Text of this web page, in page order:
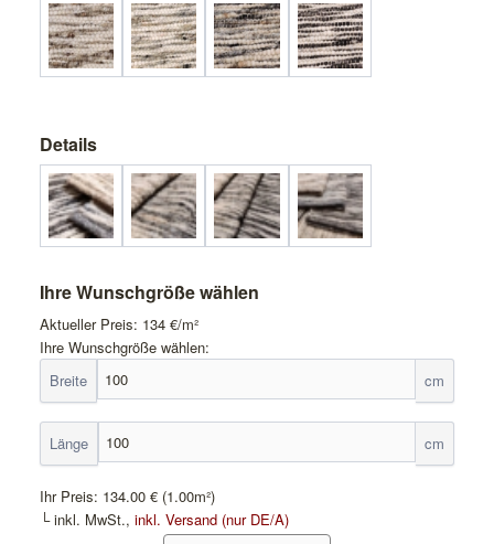
Details
Ihre Wunschgröße wählen
Aktueller Preis: 134€/m²
Ihre Wunschgröße wählen:
Breite
cm
Länge cm
Ihr Preis: 134.00 € (1.00m²)
└ inkl. MwSt., inkl. Versand (nur DE/A)